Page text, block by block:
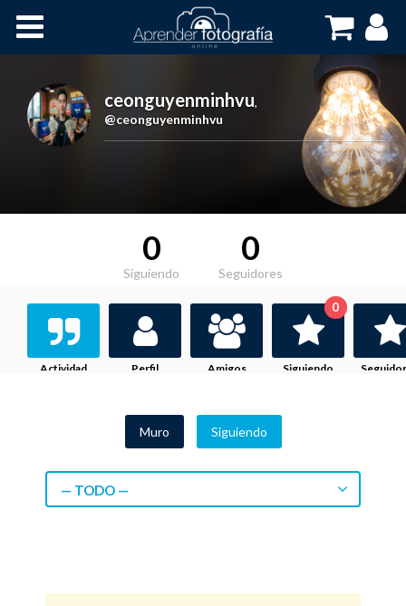
Cursos OnLine
ceonguyenminhvu,
@ceonguyenminhvu
0
Siguiendo
0
Seguidores
Actividad Perfil Amigos Siguiendo
0
Muro Siguiendo
— TODO —